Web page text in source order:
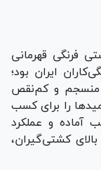
فرنگی قهرمانی
ایران بود؛
منسجم و کم‌نقص
و امید‌ها را برای کسب
آماده و عملکرد
کشتی‌گیران،